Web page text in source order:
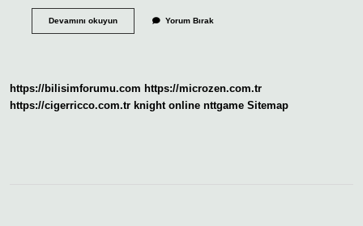
Devamını okuyunBasketbol
Yorum Bırak
https://bilisimforumu.com https://microzen.com.tr
https://cigerricco.com.tr knight online nttgame Sitemap